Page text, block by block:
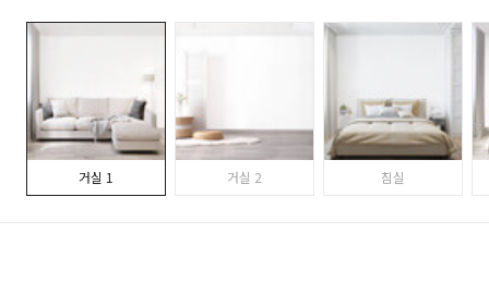
거실 1 거실 2 침실